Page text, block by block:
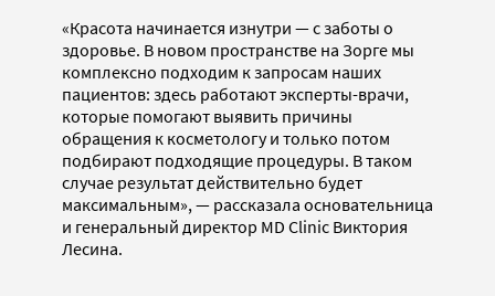
«Красота начинается изнутри — с заботы о
здоровье. В новом пространстве на Зорге мы
комплексно подходим к запросам наших
пациентов: здесь работают эксперты-врачи,
которые помогают выявить причины
обращения к косметологу и только потом
подбирают подходящие процедуры. В таком
случае результат действительно будет
максимальным», — рассказала основательница
и генеральный директор MD Clinic Виктория
Лесина.